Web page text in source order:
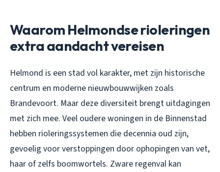
Waarom Helmondse rioleringen
extra aandacht vereisen
Helmond is een stad vol karakter, met zijn historische
centrum en moderne nieuwbouwwijken zoals
Brandevoort. Maar deze diversiteit brengt uitdagingen
met zich mee. Veel oudere woningen in de Binnenstad
hebben rioleringssystemen die decennia oud zijn,
gevoelig voor verstoppingen door ophopingen van vet,
haar of zelfs boomwortels. Zware regenval kan